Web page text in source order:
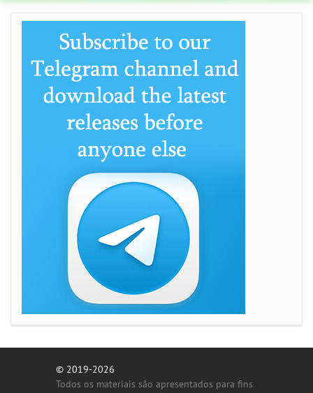
© 2019-2026
Todos os materiais são apresentados para fins